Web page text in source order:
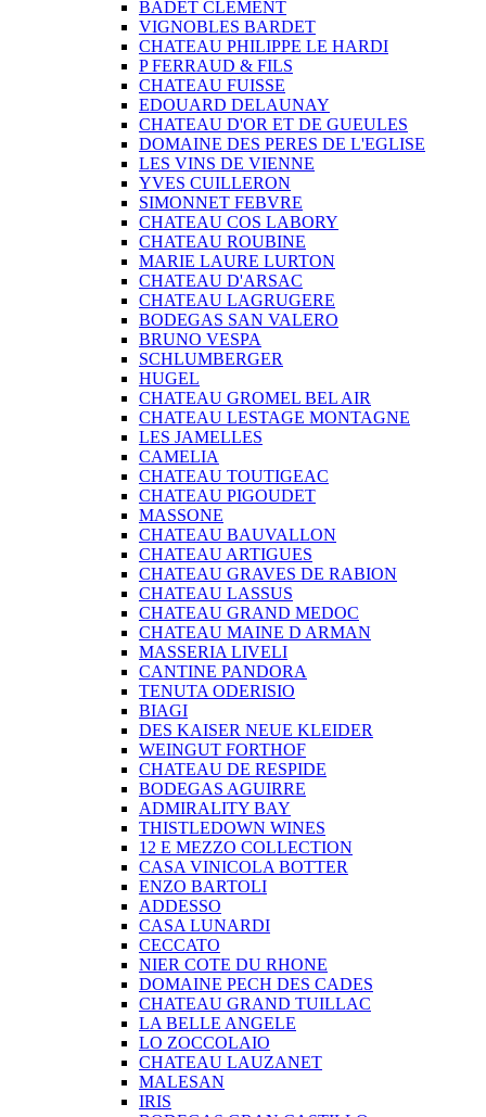
BADET CLEMENT
VIGNOBLES BARDET
CHATEAU PHILIPPE LE HARDI
P FERRAUD & FILS
CHATEAU FUISSE
EDOUARD DELAUNAY
CHATEAU D'OR ET DE GUEULES
DOMAINE DES PERES DE L'EGLISE
LES VINS DE VIENNE
YVES CUILLERON
SIMONNET FEBVRE
CHATEAU COS LABORY
CHATEAU ROUBINE
MARIE LAURE LURTON
CHATEAU D'ARSAC
CHATEAU LAGRUGERE
BODEGAS SAN VALERO
BRUNO VESPA
SCHLUMBERGER
HUGEL
CHATEAU GROMEL BEL AIR
CHATEAU LESTAGE MONTAGNE
LES JAMELLES
CAMELIA
CHATEAU TOUTIGEAC
CHATEAU PIGOUDET
MASSONE
CHATEAU BAUVALLON
CHATEAU ARTIGUES
CHATEAU GRAVES DE RABION
CHATEAU LASSUS
CHATEAU GRAND MEDOC
CHATEAU MAINE D ARMAN
MASSERIA LIVELI
CANTINE PANDORA
TENUTA ODERISIO
BIAGI
DES KAISER NEUE KLEIDER
WEINGUT FORTHOF
CHATEAU DE RESPIDE
BODEGAS AGUIRRE
ADMIRALITY BAY
THISTLEDOWN WINES
12 E MEZZO COLLECTION
CASA VINICOLA BOTTER
ENZO BARTOLI
ADDESSO
CASA LUNARDI
CECCATO
NIER COTE DU RHONE
DOMAINE PECH DES CADES
CHATEAU GRAND TUILLAC
LA BELLE ANGELE
LO ZOCCOLAIO
CHATEAU LAUZANET
MALESAN
IRIS